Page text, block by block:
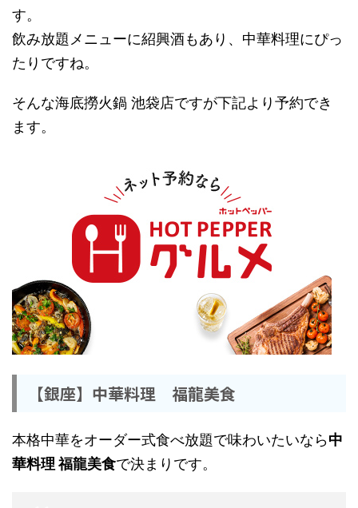
す。
飲み放題メニューに紹興酒もあり、中華料理にぴっ
たりですね。
そんな海底撈火鍋 池袋店ですが下記より予約でき
ます。
【銀座】中華料理 福龍美食
本格中華をオーダー式食べ放題で味わいたいなら中
華料理 福龍美食で決まりです。